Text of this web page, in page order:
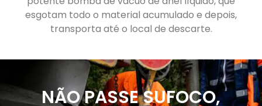
esgotam todo o material acumulado e depois,
transporta até o local de descarte.
NÃO PASSE SUFOCO,